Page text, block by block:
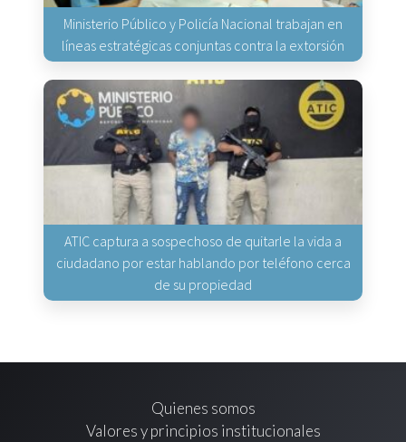
Ministerio Público y Policía Nacional trabajan en
líneas estratégicas conjuntas contra la extorsión
ATIC captura a sospechoso de quitarle la vida a
ciudadano por estar hablando por teléfono cerca
de su propiedad
Quienes somos
Valores y principios institucionales